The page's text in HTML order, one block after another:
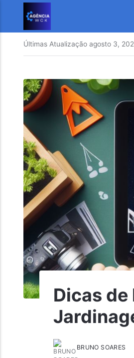
Últimas Atualização agosto 3,
Dicas
BRUNO SOARES